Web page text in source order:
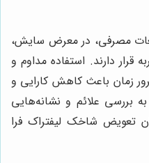
مصرفی، در معرض سایش،
دارند. استفاده مداوم و
زمان باعث کاهش کارایی و
بررسی علائم و نشانه‌هایی
تعویض شاخک لیفتراک فرا